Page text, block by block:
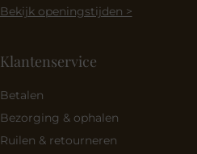
Bekijk openingstijden >
Klantenservice
Betalen
Bezorging & ophalen
Ruilen & retourneren